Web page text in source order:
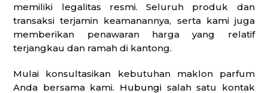
memiliki legalitas resmi. Seluruh produk dan
transaksi terjamin keamanannya, serta kami juga
memberikan penawaran harga yang relatif
terjangkau dan ramah di kantong.
Mulai konsultasikan kebutuhan maklon parfum
Anda bersama kami. Hubungi salah satu kontak